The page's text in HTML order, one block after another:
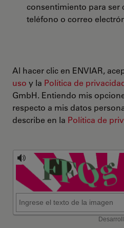
consentimiento para ser
teléfono o correo
Al hacer clic en ENVIAR,
uso y la Política de
GmbH. Entiendo mis
respecto a mis datos
describe en la Política de